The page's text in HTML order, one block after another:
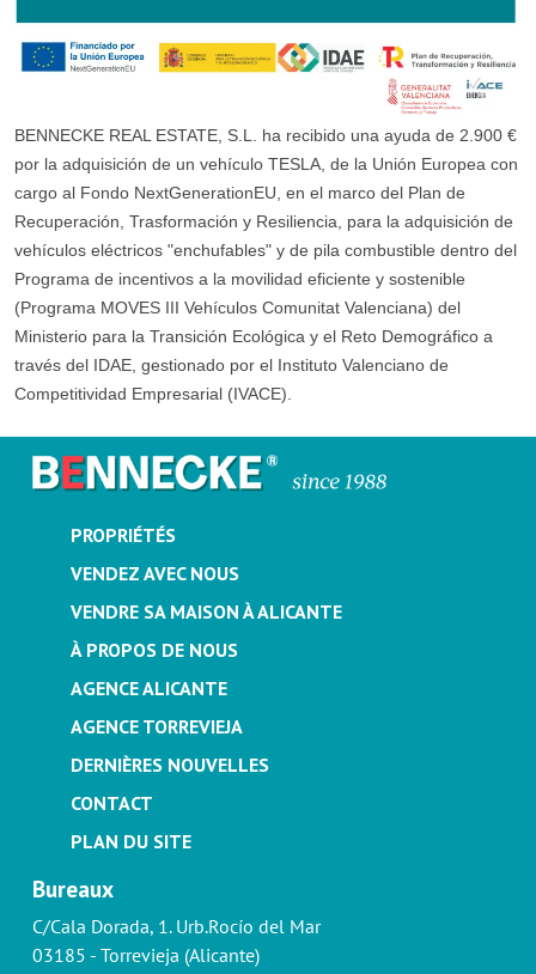
BENNECKE REAL ESTATE, S.L. ha recibido una ayuda de 2.900 €
por la adquisición de un vehículo TESLA, de la Unión Europea con
cargo al Fondo NextGenerationEU, en el marco del Plan de
Recuperación, Trasformación y Resiliencia, para la adquisición de
vehículos eléctricos "enchufables" y de pila combustible dentro del
Programa de incentivos a la movilidad eficiente y sostenible
(Programa MOVES III Vehículos Comunitat Valenciana) del
Ministerio para la Transición Ecológica y el Reto Demográfico a
través del IDAE, gestionado por el Instituto Valenciano de
Competitividad Empresarial (IVACE).
PROPRIÉTÉS
VENDEZ AVEC NOUS
VENDRE SA MAISON À ALICANTE
À PROPOS DE NOUS
AGENCE ALICANTE
AGENCE TORREVIEJA
DERNIÈRES NOUVELLES
CONTACT
PLAN DU SITE
Bureaux
C/Cala Dorada, 1. Urb.Rocío del Mar
03185 - Torrevieja (Alicante)